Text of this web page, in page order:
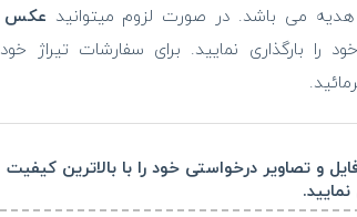
هدیه می باشد. در صورت لزوم میتوانید عکس
را بارگذاری نمایید. برای سفارشات تیراژ
و تصاویر درخواستی خود را با بالاترین کیفیت